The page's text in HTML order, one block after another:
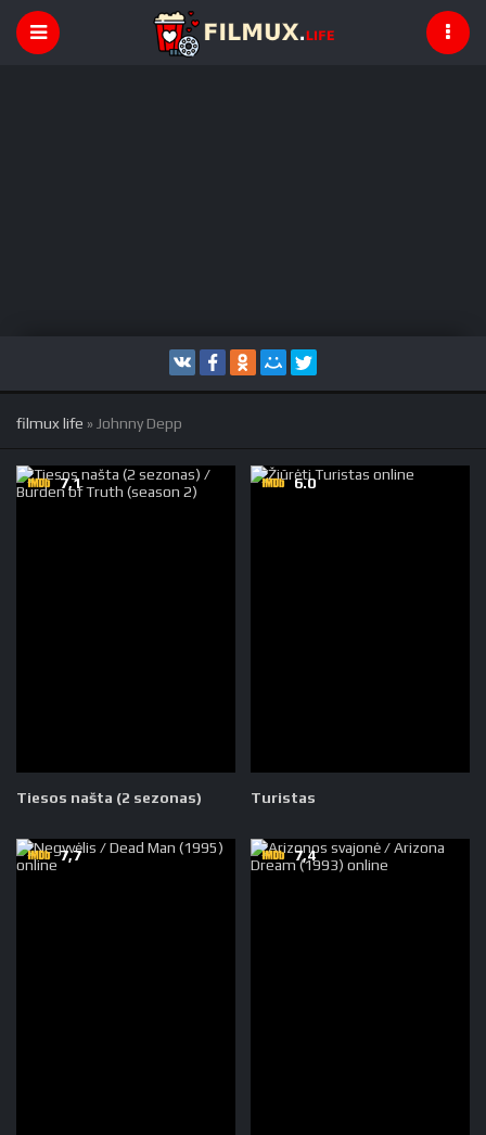
filmux life » Johnny Depp
Tiesos našta (2 sezonas)
7,1
Turistas
6.0
7,7 7,4